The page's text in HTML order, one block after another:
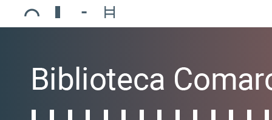
Ajuntament de Mollerussa
Biblioteca Comarcal Jaume Vila
Piscines de Mollerussa